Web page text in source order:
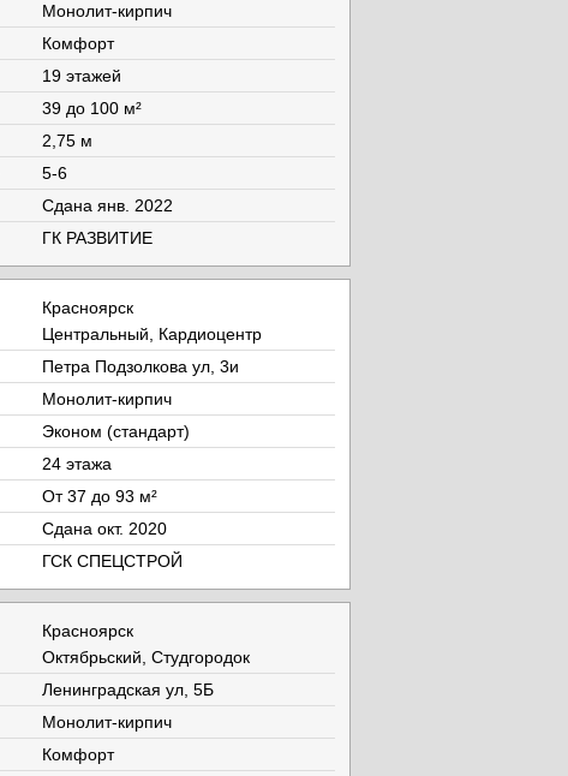
Монолит-кирпич
Комфорт
19 этажей
39 до 100 м²
2,75 м
5-6
Cдана янв. 2022
ГК РАЗВИТИЕ
Красноярск
Центральный, Кардиоцентр
Петра Подзолкова ул, 3и
Монолит-кирпич
Эконом (стандарт)
24 этажа
От 37 до 93 м²
Cдана окт. 2020
ГСК СПЕЦСТРОЙ
Красноярск
Октябрьский, Студгородок
Ленинградская ул, 5Б
Монолит-кирпич
Комфорт